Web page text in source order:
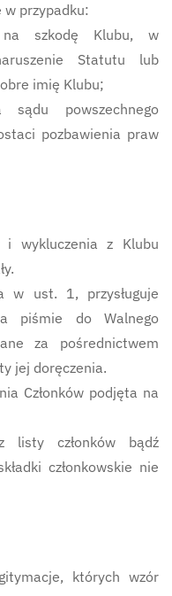
w przypadku:
na szkodę Klubu, w
Statutu lub
imię Klubu;
sądu powszechnego
pozbawienia praw
i wykluczenia z Klubu
w ust. 1, przysługuje
piśmie do Walnego
za pośrednictwem
jej doręczenia.
Członków podjęta na
listy członków bądź
członkowskie nie
których wzór